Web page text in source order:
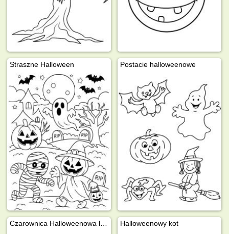
Straszne Halloween Postacie halloweenowe
Czarownica Halloweenowa leci na miotle Halloweenowy kot